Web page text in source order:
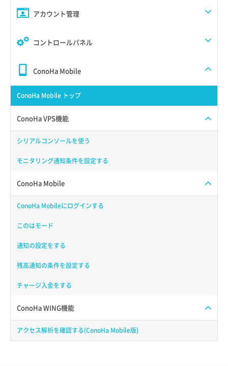
アカウント管理
コントロールパネル
ConoHa Mobile
ConoHa Mobile トップ
ConoHa VPS機能
シリアルコンソールを使う
モニタリング通知条件を設定する
ConoHa Mobile
ConoHa Mobileにログインする
このはモード
通知の設定をする
残高通知の条件を設定する
チャージ入金をする
ConoHa WING機能
アクセス解析を確認する(ConoHa Mobile版)